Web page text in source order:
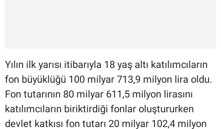
Yılın ilk yarısı itibarıyla 18 yaş altı katılımcıların
fon büyüklüğü 100 milyar 713,9 milyon lira oldu.
Fon tutarının 80 milyar 611,5 milyon lirasını
katılımcıların biriktirdiği fonlar oluştururken
devlet katkısı fon tutarı 20 milyar 102,4 milyon